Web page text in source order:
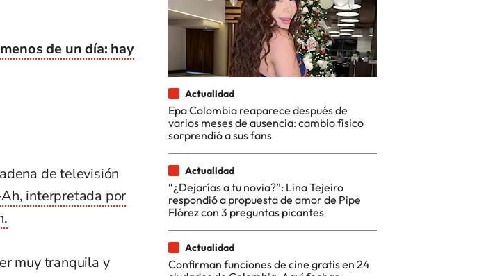
de un día: hay
de televisión
interpretada por
muy tranquila y
Actualidad
Epa Colombia reaparece después de
varios meses de ausencia: cambio físico
sorprendió a sus fans
Actualidad
“¿Dejarías a tu novia?”: Lina Tejeiro
respondió a propuesta de amor de Pipe
Flórez con 3 preguntas picantes
Actualidad
Confirman funciones de cine gratis en 24